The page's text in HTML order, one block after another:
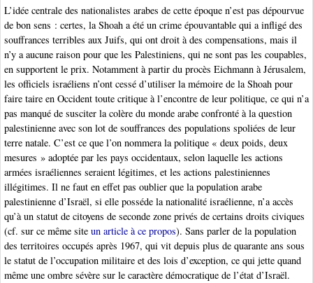
L’idée centrale des nationalistes arabes de cette époque n’est pas dépourvue
de bon sens : certes, la Shoah a été un crime épouvantable qui a infligé des
souffrances terribles aux Juifs, qui ont droit à des compensations, mais il
n’y a aucune raison pour que les Palestiniens, qui ne sont pas les coupables,
en supportent le prix. Notamment à partir du procès Eichmann à Jérusalem,
les officiels israéliens n’ont cessé d’utiliser la mémoire de la Shoah pour
faire taire en Occident toute critique à l’encontre de leur politique, ce qui n’a
pas manqué de susciter la colère du monde arabe confronté à la question
palestinienne avec son lot de souffrances des populations spoliées de leur
terre natale. C’est ce que l’on nommera la politique « deux poids, deux
mesures » adoptée par les pays occidentaux, selon laquelle les actions
armées israéliennes seraient légitimes, et les actions palestiniennes
illégitimes. Il ne faut en effet pas oublier que la population arabe
palestinienne d’Israël, si elle posséde la nationalité israélienne, n’a accès
qu’à un statut de citoyens de seconde zone privés de certains droits civiques
(cf. sur ce même site un article à ce propos). Sans parler de la population
des territoires occupés après 1967, qui vit depuis plus de quarante ans sous
le statut de l’occupation militaire et des lois d’exception, ce qui jette quand
même une ombre sévère sur le caractère démocratique de l’état d’Israël.